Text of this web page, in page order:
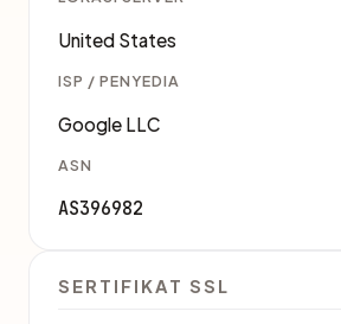
United States
ISP / PENYEDIA
Google LLC
ASN
AS396982
SERTIFIKAT SSL